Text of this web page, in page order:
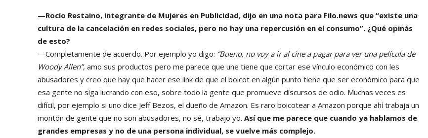
—Rocío Restaino, integrante de Mujeres en Publicidad, dijo en una nota para Filo.news que “existe una
cultura de la cancelación en redes sociales, pero no hay una repercusión en el consumo”. ¿Qué opinás
de esto?
—Completamente de acuerdo. Por ejemplo yo digo: “Bueno, no voy a ir al cine a pagar para ver una película de
Woody Allen”, amo sus productos pero me parece que une tiene que cortar ese vínculo económico con les
abusadores y creo que hay que hacer ese link de que el boicot en algún punto tiene que ser económico para que
esa gente no siga lucrando con eso, sobre todo la gente que promueve discursos de odio. Muchas veces es
difícil, por ejemplo si uno dice Jeff Bezos, el dueño de Amazon. Es raro boicotear a Amazon porque ahí trabaja un
montón de gente que no son abusadores, no sé, trabajo yo. Así que me parece que cuando ya hablamos de
grandes empresas y no de una persona individual, se vuelve más complejo.